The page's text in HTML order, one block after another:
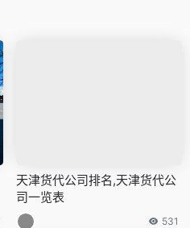
天津货代公司排名,天津货代公
司一览表
531